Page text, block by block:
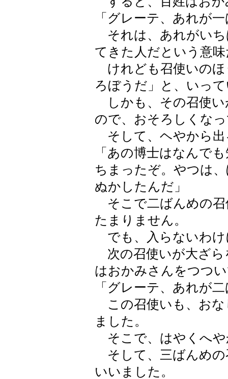
「グレーテ、あれが
それは、あれがい
てきた人だという意
けれども召使いのほ
ろぼうだ」と、いっ
しかも、その召使い
ので、おそろしくな
そして、ヘやから出
「あの博士はなんで
ちまったぞ。やつは
ぬかしたんだ」
そこで二ばんめの召
たまりません。
でも、入らないわけ
次の召使いが大ざら
はおかみさんをつつ
「グレーテ、あれが
この召使いも、おな
ました。
そこで、はやくへ
そして、三ばんめの
いいました。